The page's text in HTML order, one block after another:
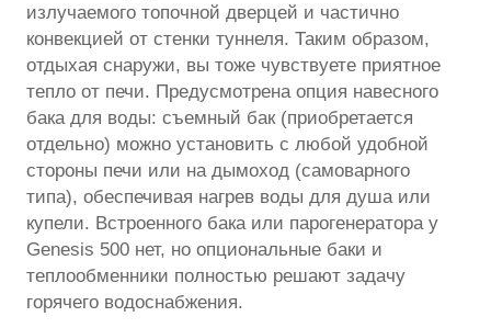
излучаемого топочной дверцей и частично
конвекцией от стенки туннеля. Таким образом,
отдыхая снаружи, вы тоже чувствуете приятное
тепло от печи. Предусмотрена опция навесного
бака для воды: съемный бак (приобретается
отдельно) можно установить с любой удобной
стороны печи или на дымоход (самоварного
типа), обеспечивая нагрев воды для душа или
купели. Встроенного бака или парогенератора у
Genesis 500 нет, но опциональные баки и
теплообменники полностью решают задачу
горячего водоснабжения.